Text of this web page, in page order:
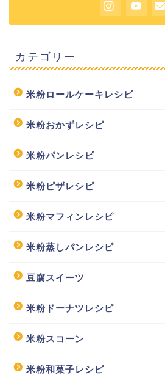
カテゴリー
米粉ロールケーキレシピ
米粉おかずレシピ
米粉パンレシピ
米粉ピザレシピ
米粉マフィンレシピ
米粉蒸しパンレシピ
豆腐スイーツ
米粉ドーナツレシピ
米粉スコーン
米粉和菓子レシピ